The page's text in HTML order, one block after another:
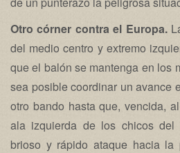
Otro córner contra el Europa.
del medio centro y extremo
que el balón se mantenga en los
sea posible coordinar un avance
otro bando hasta que, vencida,
ala izquierda de los chicos del
brioso y rápido ataque hacia la